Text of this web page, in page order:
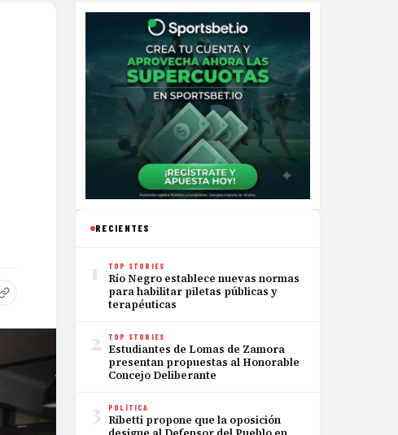
RECIENTES
1 TOP STORIES
Río Negro establece nuevas normas
para habilitar piletas públicas y
terapéuticas
2 TOP STORIES
Estudiantes de Lomas de Zamora
presentan propuestas al Honorable
Concejo Deliberante
3 POLÍTICA
Ribetti propone que la oposición